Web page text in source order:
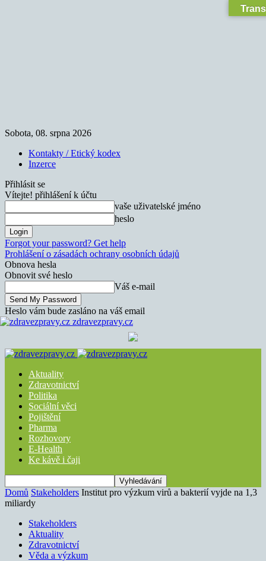
Sobota, 08. srpna 2026
Kontakty / Etický kodex
Inzerce
Přihlásit se
Vítejte! přihlášení k účtu
vaše uživatelské jméno
heslo
Forgot your password? Get help
Prohlášení o zásadách ochrany osobních údajů
Obnova hesla
Obnovit své heslo
Váš e-mail
Heslo vám bude zasláno na váš email
zdravezpravy.cz
Aktuality
Zdravotnictví
Politika
Sociální věci
Pojištění
Pharma
Rozhovory
E-Health
Ke kávě i čaji
Domů Stakeholders Institut pro výzkum virů a bakterií vyjde na 1,3
miliardy
Stakeholders
Aktuality
Zdravotnictví
Věda a výzkum